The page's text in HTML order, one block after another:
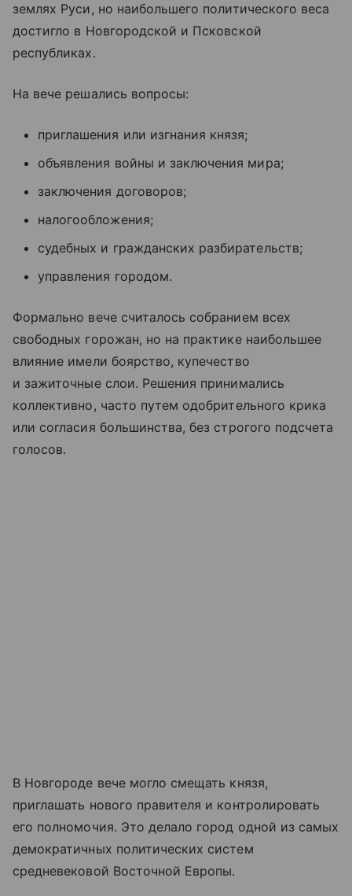
землях Руси, но наибольшего политического веса
достигло в Новгородской и Псковской
республиках.
На вече решались вопросы:
приглашения или изгнания князя;
объявления войны и заключения мира;
заключения договоров;
налогообложения;
судебных и гражданских разбирательств;
управления городом.
Формально вече считалось собранием всех
свободных горожан, но на практике наибольшее
влияние имели боярство, купечество
и зажиточные слои. Решения принимались
коллективно, часто путем одобрительного крика
или согласия большинства, без строгого подсчета
голосов.
В Новгороде вече могло смещать князя,
приглашать нового правителя и контролировать
его полномочия. Это делало город одной из самых
демократичных политических систем
средневековой Восточной Европы.